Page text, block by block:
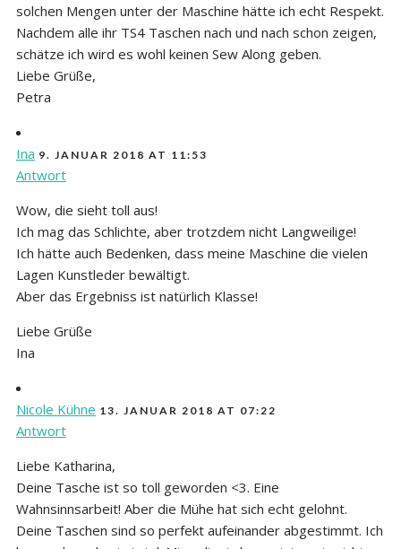
solchen Mengen unter der Maschine hätte ich echt Respekt.
Nachdem alle ihr TS4 Taschen nach und nach schon zeigen,
schätze ich wird es wohl keinen Sew Along geben.
Liebe Grüße,
Petra
Ina 9. JANUAR 2018 AT 11:53
Antwort
Wow, die sieht toll aus!
Ich mag das Schlichte, aber trotzdem nicht Langweilige!
Ich hätte auch Bedenken, dass meine Maschine die vielen
Lagen Kunstleder bewältigt.
Aber das Ergebniss ist natürlich Klasse!
Liebe Grüße
Ina
Nicole Kühne 13. JANUAR 2018 AT 07:22
Antwort
Liebe Katharina,
Deine Tasche ist so toll geworden <3. Eine
Wahnsinnsarbeit! Aber die Mühe hat sich echt gelohnt.
Deine Taschen sind so perfekt aufeinander abgestimmt. Ich